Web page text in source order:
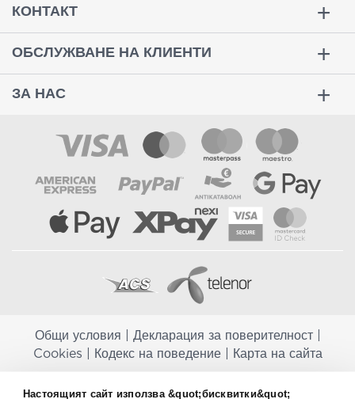
Настоящият сайт използва &quot;бисквитки&quot;
КОНТАКТ
ОБСЛУЖВАНЕ НА КЛИЕНТИ
ЗА НАС
Общи условия Декларация за поверителност|
Cookies
Кодекс на поведение| Карта на сайта
заместват балансираната диета и не са предназначени за